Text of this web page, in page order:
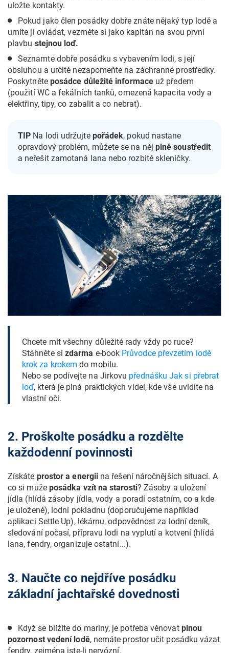
uložte kontakty.
Pokud jako člen posádky dobře znáte nějaký typ lodě a
umíte ji ovládat, vezměte si jako kapitán na svou první
plavbu stejnou loď.
Seznamte dobře posádku s vybavením lodi, s její
obsluhou a určitě nezapomeňte na záchranné prostředky.
Poskytněte posádce důležité informaceuž předem
(použití WC a fekálních tanků, omezená kapacita vody a
elektřiny, tipy, co zabalit a co nebrat).
TIP Na lodi udržujte pořádek, pokud nastane
opravdový problém, můžete se na něj plně soustředit
a neřešit zamotaná lana nebo rozbité skleničky.
Chcete mít všechny důležité rady vždy po ruce?
Stáhněte si zdarma e-book Průvodce převzetím lodě
krok za krokem do mobilu.
Nebo se podívejte na Jirkovu přednášku Jak si přebrat
loď, která je plná praktických videí, kde vše uvidíte na
vlastní oči.
2. Proškolte posádku a rozdělte
každodenní povinnosti
Získáte prostor a energii na řešení náročnějších situací. A
co si může posádka vzít na starosti? Zásoby a uložení
jídla (hlídá zásoby jídla, vody a poradí ostatním, co a kde
je uložené), lodní pokladnu (doporučujeme například
aplikaci Settle Up), lékárnu, odpovědnost za lodní deník,
sledování počasí, přípravu lodi na vyplutí a kotvení (hlídá
lana, fendry, organizuje ostatní...).
3. Naučte co nejdříve posádku
základní jachtařské dovednosti
Když se blížíte do mariny, je potřeba věnovat plnou
pozornost vedení lodě, nemáte prostor učit posádku vázat
fendry, zejména jste-li nervózní.